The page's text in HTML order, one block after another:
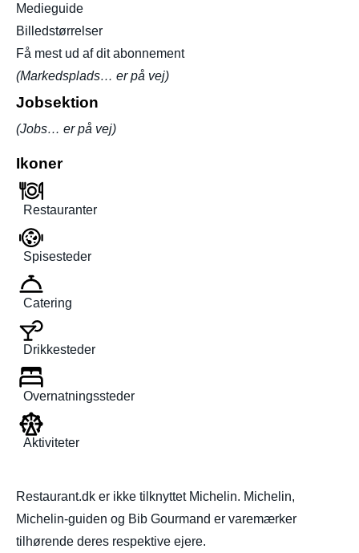
Medieguide
Billedstørrelser
Få mest ud af dit abonnement
(Markedsplads… er på vej)
Jobsektion
(Jobs… er på vej)
Ikoner
Restauranter
Spisesteder
Catering
Drikkesteder
Overnatningssteder
Aktiviteter
Restaurant.dk er ikke tilknyttet Michelin. Michelin,
Michelin-guiden og Bib Gourmand er varemærker
tilhørende deres respektive ejere.